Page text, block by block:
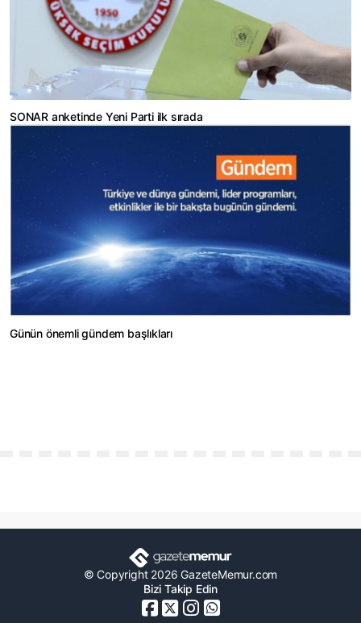
SONAR anketinde Yeni Parti ilk sırada
Günün önemli gündem başlıkları
© Copyright 2026 GazeteMemur.com
Bizi Takip Edin